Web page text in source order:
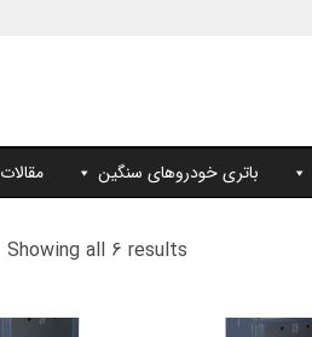
باتری خودروهای سنگین مقالات
Showing all 6 results